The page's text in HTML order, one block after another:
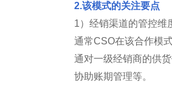
2.该模式的关注要点
1）经销渠道的管控维
通常CSO在该合作模
通对一级经销商的供
协助账期管理等。